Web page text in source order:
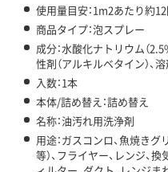
使用量目安：1m2あたり約
商品タイプ：泡スプレー
成分：水酸化ナトリウム（
性剤（アルキルベタイン）、
入数：1本
本体/詰め替え：詰め替え
名称：油汚れ用洗浄剤
用途：ガスコンロ、魚焼きグ
等）、フライヤー、レンジ、